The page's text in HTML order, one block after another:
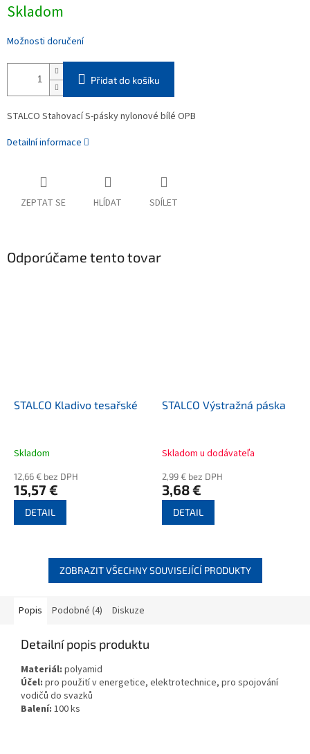
cena:
Skladom
Možnosti doručení
Přidat do košíku
STALCO Stahovací S-pásky nylonové bílé OPB
Detailní informace
ZEPTAT SE HLÍDAT SDÍLET
Odporúčame tento tovar
STALCO Kladivo tesařské
Skladom
12,66 € bez DPH
15,57 €
DETAIL
STALCO Výstražná páska
Skladom u dodávateľa
2,99 € bez DPH
3,68 €
DETAIL
ZOBRAZIT VŠECHNY SOUVISEJÍCÍ PRODUKTY
Popis Podobné (4) Diskuze
Detailní popis produktu
Materiál: polyamid
Účel: pro použití v energetice, elektrotechnice, pro spojování
vodičů do svazků
Balení: 100 ks